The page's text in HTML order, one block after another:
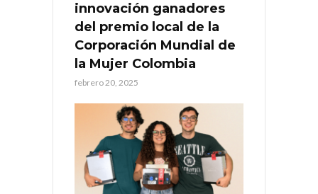
innovación ganadores
del premio local de la
Corporación Mundial de
la Mujer Colombia
febrero 20, 2025